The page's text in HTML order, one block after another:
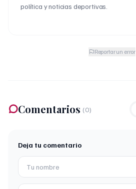
política y noticias deportivas.
Reportar un error
Comentarios (0)
Deja tu comentario